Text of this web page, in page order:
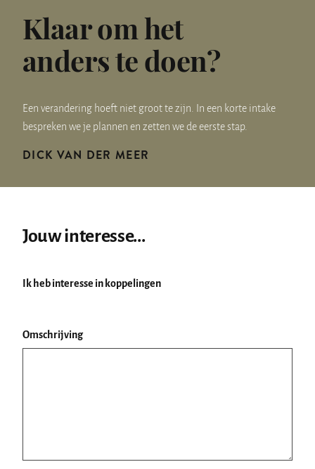
Klaar om het
anders te doen?
Een verandering hoeft niet groot te zijn. In een korte intake
bespreken we je plannen en zetten we de eerste stap.
DICK VAN DER MEER
Jouw interesse...
Ik heb interesse inkoppelingen
Omschrijving